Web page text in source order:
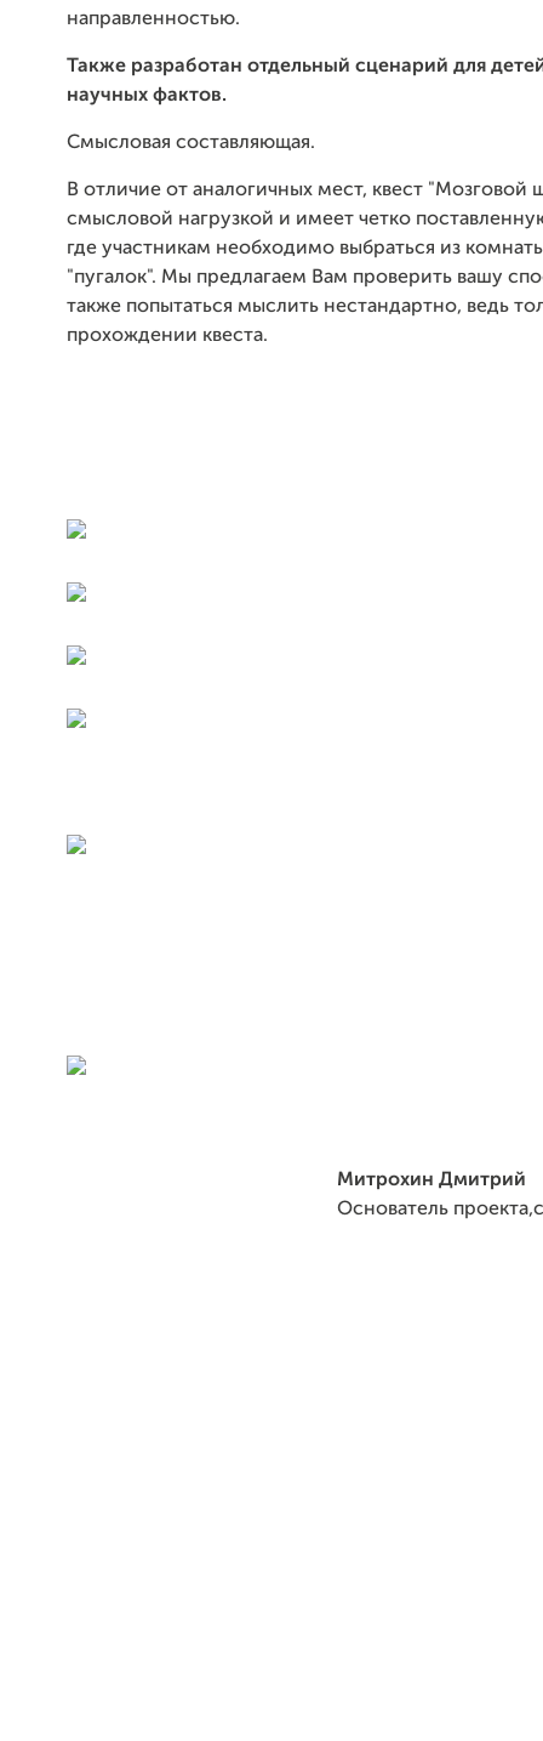
направленностью.
Также разработан отдельный сценарий для
научных фактов.
Смысловая составляющая.
В отличие от аналогичных мест, квест "Мозговой
смысловой нагрузкой и имеет четко
где участникам необходимо выбраться из
"пугалок". Мы предлагаем Вам проверить вашу
также попытаться мыслить нестандартно, ведь
прохождении квеста.
Митрохин Дмитрий
Основатель